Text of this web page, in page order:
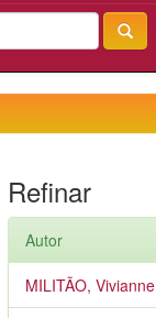
Refinar
Autor
MILITÃO,